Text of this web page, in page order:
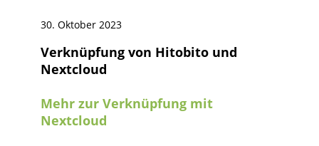
30. Oktober 2023
Verknüpfung von Hitobito und
Nextcloud
Mehr zur Verknüpfung mit
Nextcloud